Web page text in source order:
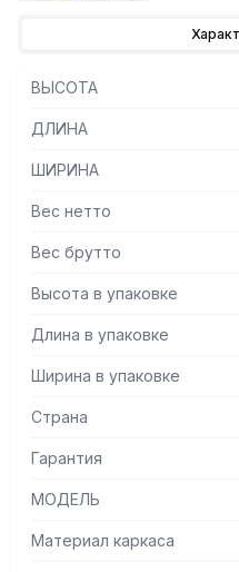
порошковой краской
— Четыре
стали марки AISI 304
— Расстояние между
— Регулируемые опоры
ВЫСОТА
ДЛИНА
ШИРИНА
Вес нетто
Вес брутто
Высота в упаковке
Длина в упаковке
Ширина в упаковке
Страна
Гарантия
МОДЕЛЬ
Материал каркаса